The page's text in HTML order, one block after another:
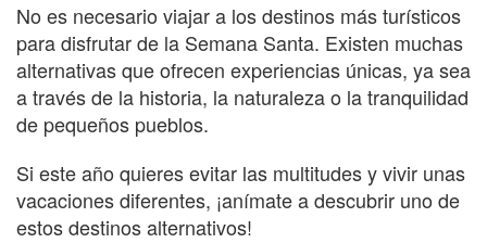
No es necesario viajar a los destinos más turísticos
para disfrutar de la Semana Santa. Existen muchas
alternativas que ofrecen experiencias únicas, ya sea
a través de la historia, la naturaleza o la tranquilidad
de pequeños pueblos.
Si este año quieres evitar las multitudes y vivir unas
vacaciones diferentes, ¡anímate a descubrir uno de
estos destinos alternativos!